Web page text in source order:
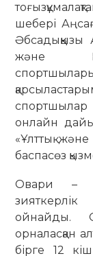
шебері
және
онлайн
«Ұлттық
баспасөз
Овари –
ойнайды.
орналасқан
бірге 12